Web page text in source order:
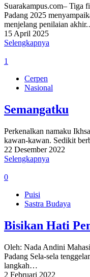
Suarakampus.com– Tiga
Padang 2025
menjelang penilaian
15 April 2025
Selengkapnya
1
Cerpen
Nasional
Semangatku
Perkenalkan namaku
kawan-kawan. Sedikit
22 Desember 2022
Selengkapnya
0
Puisi
Sastra Budaya
Bisikan Hati
Oleh: Nada Andini
Padang Sela-sela
langkah…
2 Februari 2022